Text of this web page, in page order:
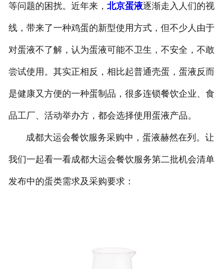
等问题的困扰。近年来， 北京蛋液逐渐走入人们的视
线，带来了一种鸡蛋的新型使用方式，但不少人由于
对蛋液不了解，认为蛋液可能不卫生，不安全，不敢
尝试使用。其实正相反，相比起普通壳蛋，蛋液反而
是健康又方便的一种蛋制品，很多连锁餐饮企业、食
品工厂、活动举办方，都会选择使用蛋液产品。
成都大运会餐饮服务采购中，蛋液赫然在列。让
我们一起看一看成都大运会餐饮服务第二批机会清单
发布中的蛋类需求及采购要求：